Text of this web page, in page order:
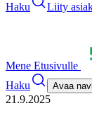
Haku Liity
Mene Etusivulle
Haku
Avaa
21.9.2025